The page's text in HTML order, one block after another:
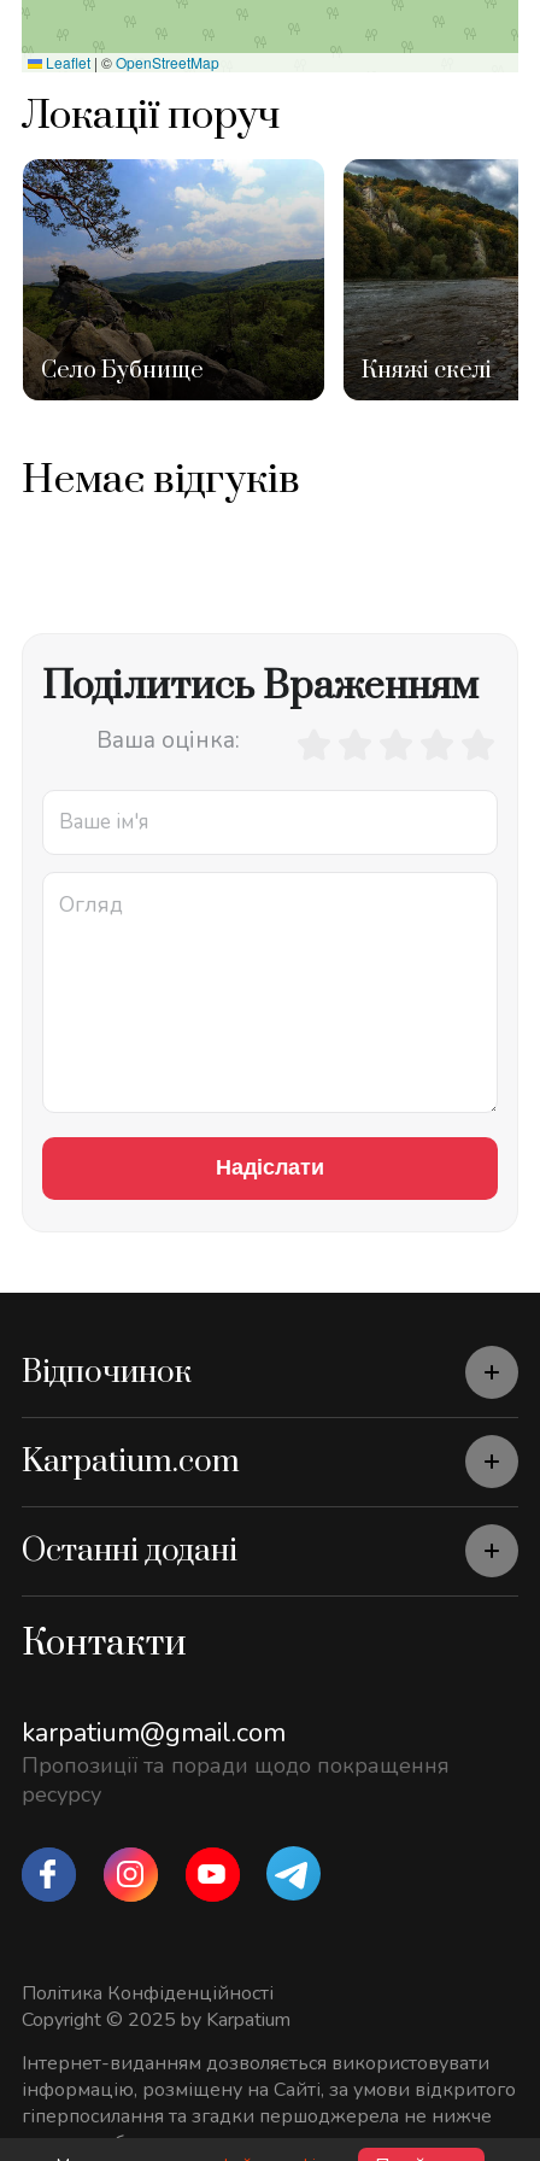
Leaflet | ©OpenStreetMap
Локації поруч
Село Бубнище Княжі скелі
Немає відгуків
Поділитись Враженням
Ваша оцінка:
Надіслати
Відпочинок
Karpatium.com
Останні додані
Контакти
karpatium@gmail.com
Пропозиції та поради щодо покращення
ресурсу
Політика Конфіденційності
Copyright © 2025 by Karpatium
Інтернет-виданням дозволяється використовувати
інформацію, розміщену на Сайті, за умови відкритого
гіперпосилання та згадки першоджерела не нижче
першого абзацу